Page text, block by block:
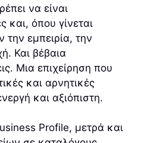
να είναι
και, όπου γίνεται
εμπειρία, την
Και βέβαια
Μια επιχείρηση που
και αρνητικές
και αξιόπιστη.
Profile, μετρά και